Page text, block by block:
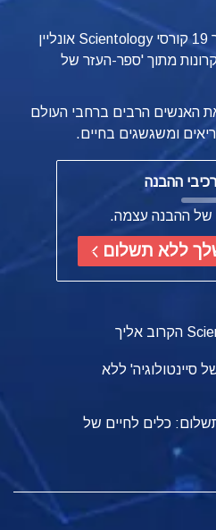
הוא אחד מתוך 19 קורסי Scientology אונליין
מתוך 'ספר-העזר של
האנשים הרבים ברחבי העולם
ומשגשגים בחיים.
ההבנה
של ההבנה עצמה.
ללא תשלום
סיינטולוגיה' ללא
כלים לחיים של